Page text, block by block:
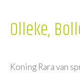
Olleke,
Koning Rara van